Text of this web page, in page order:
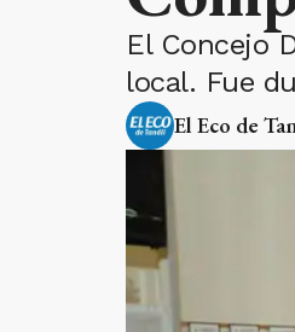
El Concejo
local. Fue
El Eco de